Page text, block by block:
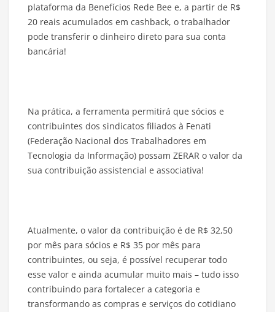
plataforma da Benefícios Rede Bee e, a partir de R$
20 reais acumulados em cashback, o trabalhador
pode transferir o dinheiro direto para sua conta
bancária!
Na prática, a ferramenta permitirá que sócios e
contribuintes dos sindicatos filiados à Fenati
(Federação Nacional dos Trabalhadores em
Tecnologia da Informação) possam ZERAR o valor da
sua contribuição assistencial e associativa!
Atualmente, o valor da contribuição é de R$ 32,50
por mês para sócios e R$ 35 por mês para
contribuintes, ou seja, é possível recuperar todo
esse valor e ainda acumular muito mais – tudo isso
contribuindo para fortalecer a categoria e
transformando as compras e serviços do cotidiano